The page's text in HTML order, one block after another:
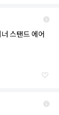
스탠드 에어